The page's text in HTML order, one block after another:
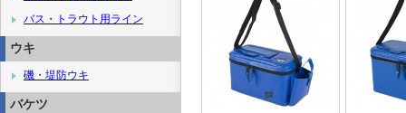
バス・トラウト用ライン
ウキ
磯・堤防ウキ
バケツ